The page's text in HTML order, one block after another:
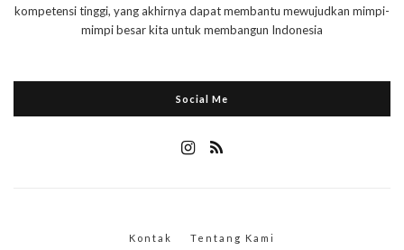
kompetensi tinggi, yang akhirnya dapat membantu mewujudkan mimpi-
mimpi besar kita untuk membangun Indonesia
Social Me
Kontak Tentang Kami